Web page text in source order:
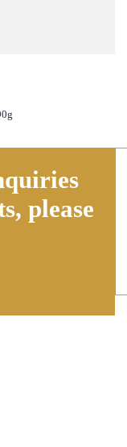
please